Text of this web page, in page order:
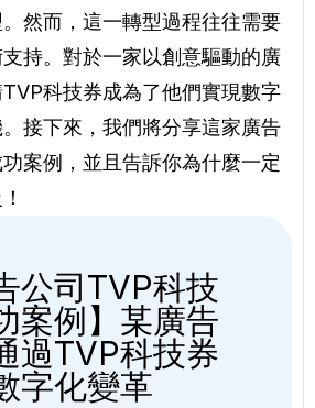
然而，這一轉型過程往往需要
持。對於一家以創意驅動的廣
科技券成為了他們實現數字
接下來，我們將分享這家廣告
案例，並且告訴你為什麼一定
公司TVP科技
案例】某廣告
過TVP科技券
字化變革